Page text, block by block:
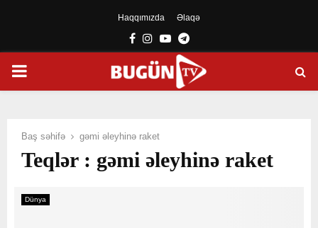
Haqqımızda Əlaqə
Facebook
Instagram
YoutubeTelegram
PRIMARY
Baş səhifə gəmi əleyhinə raket
Teqlər : gəmi əleyhinə raket
Dünya